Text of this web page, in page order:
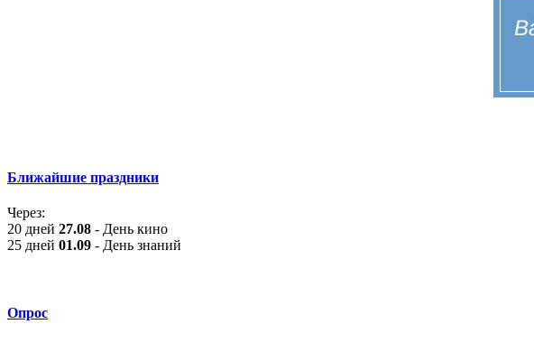
Ближайшие праздники
Через:
20 дней 27.08 - День кино
25 дней 01.09 - День знаний
Опрос